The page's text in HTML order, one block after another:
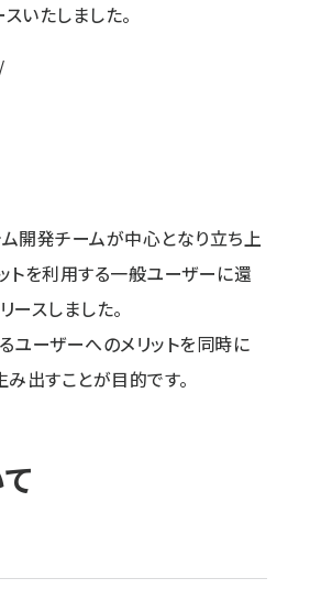
いたしました。
開発チームが中心となり立ち上
トを利用する一般ユーザーに還
スしました。
ユーザーへのメリットを同時に
出すことが目的です。